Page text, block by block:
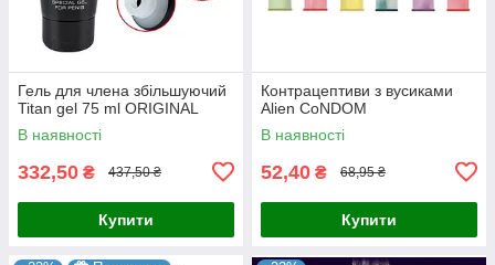
Гель для члена збільшуючий
Titan gel 75 ml ORIGINAL
В наявності
332,50 ₴ 437,50 ₴
Купити
Контрацептиви з вусиками
Alien CoNDOM
В наявності
52,40 ₴ 68,95 ₴
Купити